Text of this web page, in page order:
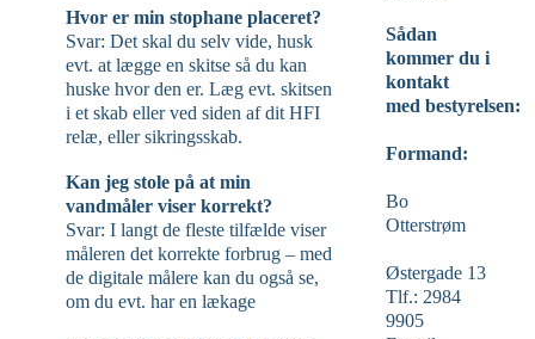
Hvor er min stophane placeret?
Svar: Det skal du selv vide, husk
evt. at lægge en skitse så du kan
huske hvor den er. Læg evt. skitsen
i et skab eller ved siden af dit HFI
relæ, eller sikringsskab.
Kan jeg stole på at min
vandmåler viser korrekt?
Svar: I langt de fleste tilfælde viser
måleren det korrekte forbrug – med
de digitale målere kan du også se,
om du evt. har en lækage
Sådan
kommer du i
kontakt
med bestyrelsen:
Formand:
Bo
Otterstrøm
Østergade 13
Tlf.: 2984
9905